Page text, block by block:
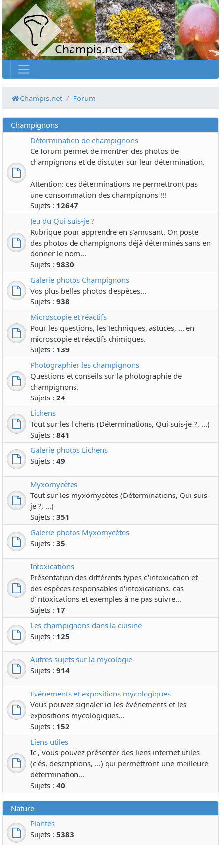
Champis.net
Champis.net Forum
Champignons
Détermination de champignons
Ce forum permet de montrer des photos de
champignons et de discuter sur leur détermination.
Attention: ces déterminations ne permettront pas
une consommation des champignons !!!
Sujets : 12647
Jeu du Qui suis-je ?
Rubrique pour apprendre en s'amusant. On poste
des photos de champignons déjà déterminés sans en
donner le nom...
Sujets : 9830
Galerie photos Champignons
Vos plus belles photos d'espèces...
Sujets : 938
Microscopie et réactifs
Pour les questions, les techniques, astuces, ... en
microscopie et réactifs chimiques.
Sujets : 139
Photographier les champignons
Questions et conseils sur la photographie de
champignons.
Sujets : 24
Lichens
Tout sur les lichens (Déterminations, Qui suis-je ?, ...)
Sujets : 841
Galerie photos Lichens
Sujets : 49
Myxomycètes
Tout sur les myxomycètes (Déterminations, Qui suis-
je ?, ...)
Sujets : 351
Galerie photos Myxomycètes
Sujets : 35
Intoxications
Présentation des différents types d'intoxication et
des espèces responsables d'intoxications. cas
d'intoxications et exemples à ne pas suivre...
Sujets : 17
Les champignons dans la cuisine
Sujets : 125
Autres sujets sur la mycologie
Sujets : 914
Evénements et expositions mycologiques
Vous pouvez signaler ici les événements et les
expositions mycologiques...
Sujets : 152
Liens utiles
Ici, vous pouvez présenter des liens internet utiles
(clés, descriptions, ...) qui permettront une meilleure
détermination...
Sujets : 40
Nature
Plantes
Sujets : 5383